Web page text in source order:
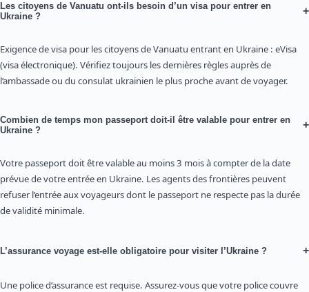
Les citoyens de Vanuatu ont-ils besoin d’un visa pour entrer en
Ukraine ?
+
Exigence de visa pour les citoyens de Vanuatu entrant en Ukraine : eVisa
(visa électronique). Vérifiez toujours les dernières règles auprès de
l’ambassade ou du consulat ukrainien le plus proche avant de voyager.
Combien de temps mon passeport doit-il être valable pour entrer en
Ukraine ?
+
Votre passeport doit être valable au moins 3 mois à compter de la date
prévue de votre entrée en Ukraine. Les agents des frontières peuvent
refuser l’entrée aux voyageurs dont le passeport ne respecte pas la durée
de validité minimale.
L’assurance voyage est-elle obligatoire pour visiter l’Ukraine ? +
Une police d’assurance est requise. Assurez-vous que votre police couvre